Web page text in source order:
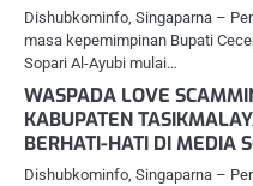
Dishubkominfo, Singaparna –
masa kepemimpinan Bupati
Sopari Al-Ayubi mulai…
WASPADA LOVE
KABUPATEN
BERHATI-HATI DI MEDIA
Dishubkominfo, Singaparna –